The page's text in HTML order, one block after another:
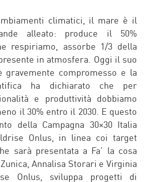
climatici, il mare è il
alleato: produce il 50%
respiriamo, assorbe 1/3 della
in atmosfera. Oggi il suo
gravemente compromesso e la
ha dichiarato che per
e produttività dobbiamo
il 30% entro il 2030. E questo
della Campagna 30×30 Italia
Onlus, in linea coi target
sarà presentata a Fa’ la cosa
Annalisa Storari e Virginia
Onlus, sviluppa progetti di